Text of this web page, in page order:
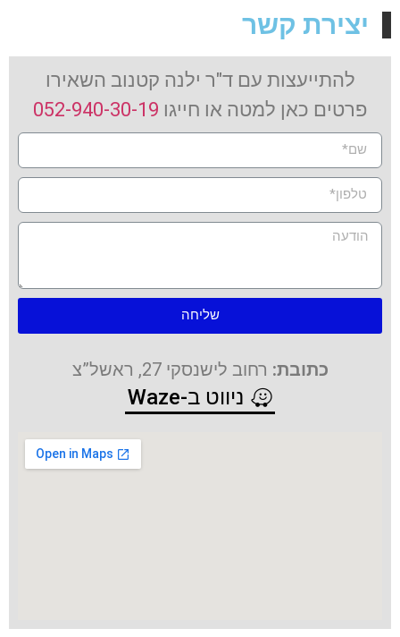
יצירת קשר
להתייעצות עם ד"ר ילנה קטנוב השאירו
פרטים כאן למטה או חייגו 052-940-30-19
שליחה
כתובת: רחוב לישנסקי 27, ראשל”צ
ניווט ב-Waze